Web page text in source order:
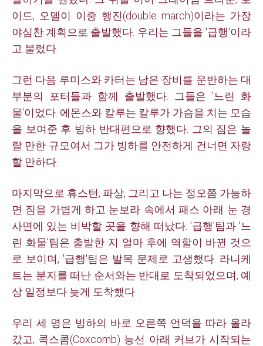
이드, 오델이 이중 행진(double march)이라는 가장
야심찬 계획으로 출발했다. 우리는 그들을 '급행'이라
고 불렀다.
그런 다음 루미스와 카터는 남은 장비를 운반하는 대
부분의 포터들과 함께 출발했다. 그들은 '느린 화
물'이었다. 에몬스와 칼루는 칼루가 가슴을 치는 모습
을 보여준 후 빙하 반대편으로 향했다. 그의 짐은 놀
랄 만한 규모여서 그가 빙하를 안전하게 건너면 자랑
할 만하다.
마지막으로 휴스턴, 파상, 그리고 나는 정오쯤 가능하
면 짐을 가볍게 하고 눈보라 속에서 패스 아래 눈 경
사면에 있는 비박할 곳을 향해 떠났다. '급행'팀과 '느
린 화물'팀은 출발한 지 얼마 후에 역할이 바뀐 것으
로 보이며, '급행'팀은 발목 문제로 고생했다. 라니케
트는 분지를 떠난 순서와는 반대로 도착되었으며, 예
상 일정보다 늦게 도착했다.
우리 세 명은 빙하의 바로 오른쪽 언덕을 따라 올라
갔고, 콕스콤(Coxcomb) 능선 아래 커브가 시작되는